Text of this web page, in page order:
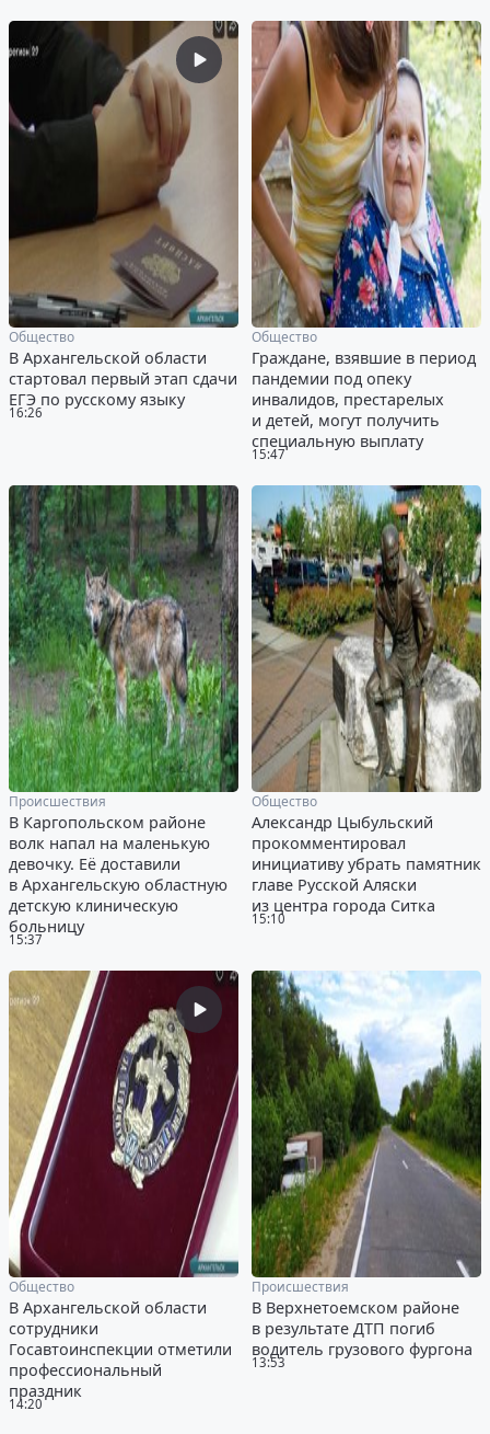
16:26
Общество
В Архангельской области
стартовал первый этап сдачи
ЕГЭ по русскому языку
15:47
Общество
Граждане, взявшие в период
пандемии под опеку
инвалидов, престарелых
и детей, могут получить
специальную выплату
15:37
Происшествия
В Каргопольском районе
волк напал на маленькую
девочку. Её доставили
в Архангельскую областную
детскую клиническую
больницу
15:10
Общество
Александр Цыбульский
прокомментировал
инициативу убрать памятник
главе Русской Аляски
из центра города Ситка
14:20
Общество
В Архангельской области
сотрудники
Госавтоинспекции отметили
профессиональный
праздник
13:53
Происшествия
В Верхнетоемском районе
в результате ДТП погиб
водитель грузового фургона